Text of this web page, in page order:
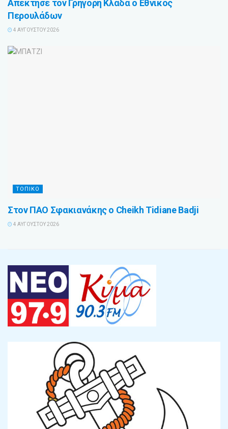
Απέκτησε τον Γρηγόρη Κλαδά ο Εθνικός
Περουλάδων
4 ΑΥΓΟΎΣΤΟΥ 2026
ΤΟΠΙΚΟ
Στον ΠΑΟ Σφακιανάκης ο Cheikh Tidiane Badji
4 ΑΥΓΟΎΣΤΟΥ 2026